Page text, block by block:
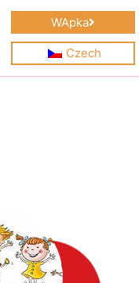
WApka
Czech